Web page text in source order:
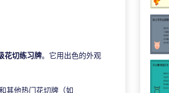
花切练习牌。它用出色的外观
其他热门花切牌（如